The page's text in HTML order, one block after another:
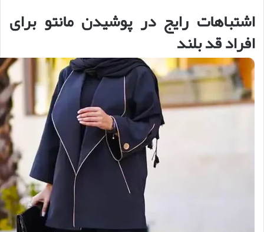
اشتباهات رایج در پوشیدن مانتو برای
افراد قد بلند